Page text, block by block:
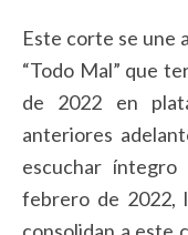
Este corte se une
“Todo Mal” que
de 2022 en
anteriores
escuchar
febrero de 2022,